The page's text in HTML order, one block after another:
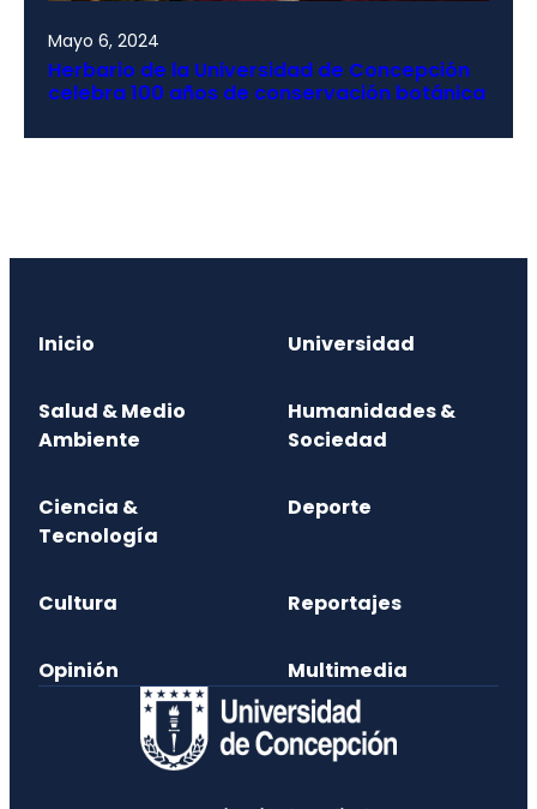
Mayo 6, 2024
Herbario de la Universidad de Concepción
celebra 100 años de conservación botánica
Inicio Universidad
Salud & Medio
Ambiente
Humanidades &
Sociedad
Ciencia &
Tecnología
Deporte
Cultura Reportajes
Opinión Multimedia